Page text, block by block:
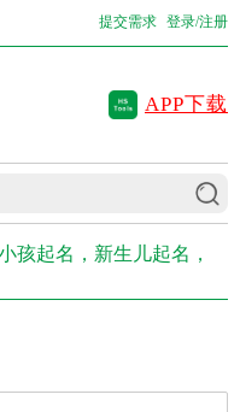
提交需求 登录/注册
APP下载
孩起名，新生儿起名，